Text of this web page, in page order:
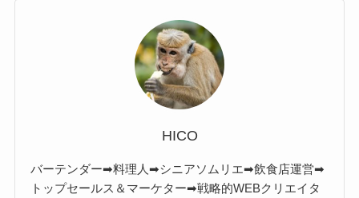
HICO
バーテンダー➡料理人➡シニアソムリエ➡飲食店運営➡
トップセールス＆マーケター➡戦略的WEBクリエイタ